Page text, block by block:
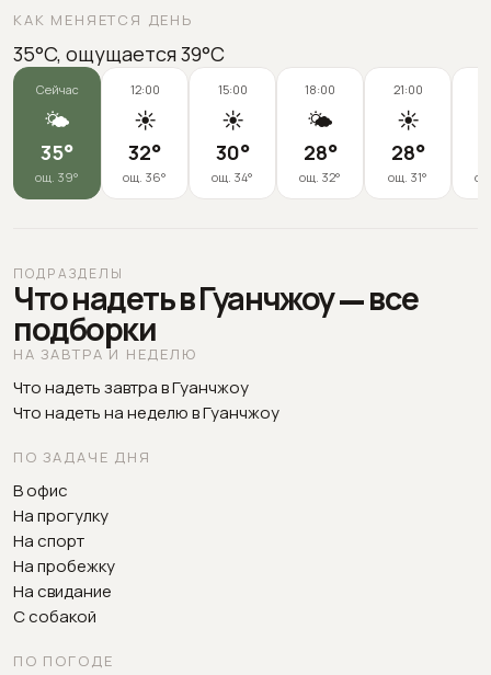
КАК МЕНЯЕТСЯ ДЕНЬ
35°C, ощущается 39°C
Сейчас
🌤️
35°
ощ. 39°
12:00
☀️
32°
ощ. 36°
15:00
☀️
30°
ощ. 34°
18:00
🌤️
28°
ощ. 32°
21:00
☀️
28°
ощ. 31°
ПОДРАЗДЕЛЫ
Что надеть в Гуанчжоу — все
подборки
НА ЗАВТРА И НЕДЕЛЮ
Что надеть завтра в Гуанчжоу
Что надеть на неделю в Гуанчжоу
ПО ЗАДАЧЕ ДНЯ
В офис
На прогулку
На спорт
На пробежку
На свидание
С собакой
ПО ПОГОДЕ